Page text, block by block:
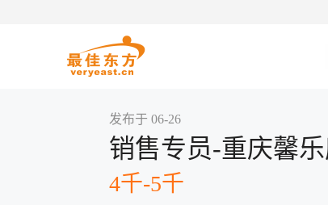
发布于 06-26
销售专员-重庆馨
4千-5千